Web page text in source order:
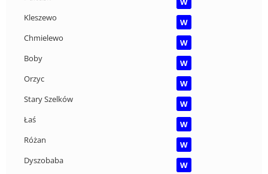
Kleszewo
W
Chmielewo
W
Boby
W
Orzyc
W
Stary Szelków
W
Łaś
W
Różan
W
Dyszobaba
W